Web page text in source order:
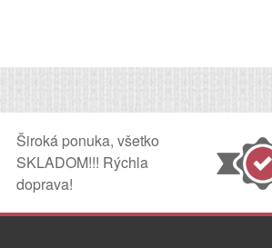
Široká ponuka, všetko
SKLADOM!!! Rýchla
doprava!